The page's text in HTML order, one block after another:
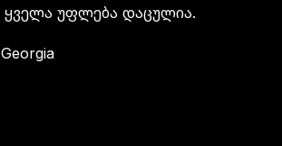
ყველა უფლება დაცულია.
Georgia